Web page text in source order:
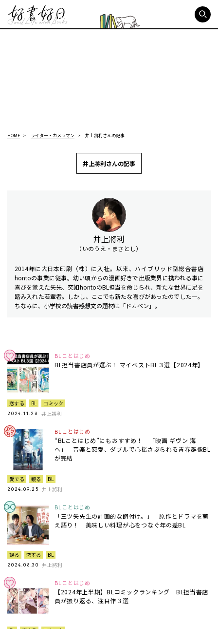
HOME ライター・カメラマン 井上將利さんの記事
井上將利さんの記事
井上將利
（いのうえ・まさとし）
2014年に大日本印刷（株）に入社。以来、ハイブリッド型総合書店
hontoの事業に従事。幼い頃からの漫画好きで出版業界に携われる事に
喜びを覚えた矢先、突如hontoのBL担当を命じられ、新たな世界に足を
踏み入れた若輩者。しかし、ここでも新たな喜びがあったのでした―。
ちなみに、小学校の読書感想文の題材は「ドカベン」。
BLことはじめ
BL担当書店員が選ぶ！ マイベストBL３選【2024年】
恋する BL コミック
2024.11.28 井上將利
BLことはじめ
“BLことはじめ”にもおすすめ！ 「映画 ギヴン 海
へ」 音楽と恋愛、ダブルで心揺さぶられる青春群像BL
が完結
愛でる 観る BL
2024.09.25 井上將利
BLことはじめ
「三ツ矢先生の計画的な餌付け。」 原作とドラマを萌
え語り！ 美味しい料理が心をつなぐ年の差BL
観る 恋する BL
2024.08.30 井上將利
BLことはじめ
【2024年上半期】BLコミックランキング BL担当書店
員が振り返る、注目作３選